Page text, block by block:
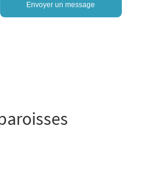
Envoyer un message